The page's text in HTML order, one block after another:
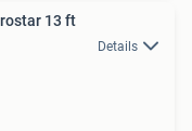
13 ft
Details